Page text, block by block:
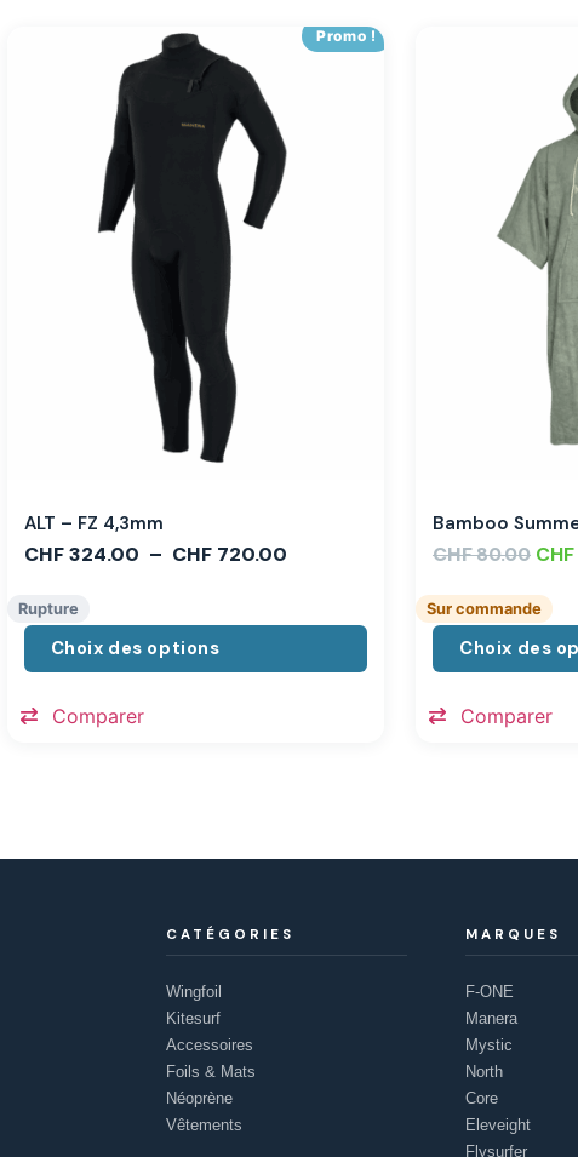
Promo !
ALT – FZ 4,3mm
CHF324.00 – CHF720.00
Rupture
Choix des options
Comparer
Bamboo
CHF80.00 CHF
Sur commande
Choix des
Comparer
CATÉGORIES
Wingfoil
Kitesurf
Accessoires
Foils & Mats
Néoprène
Vêtements
MARQUES
F-ONE
Manera
Mystic
North
Core
Eleveight
Flysurfer